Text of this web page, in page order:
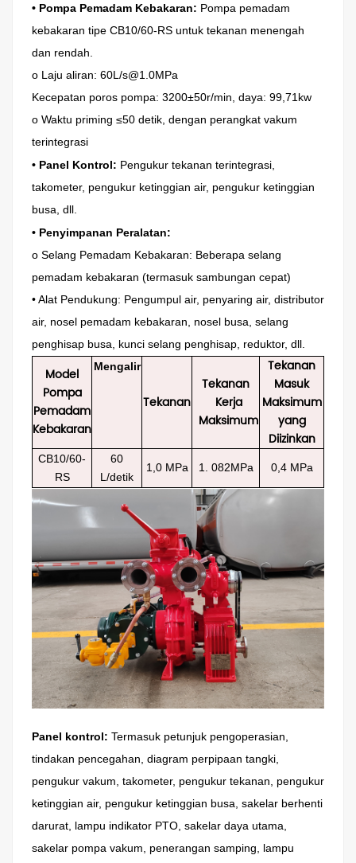
• Pompa Pemadam Kebakaran: Pompa pemadam
kebakaran tipe CB10/60-RS untuk tekanan menengah
dan rendah.
o Laju aliran: 60L/s@1.0MPa
Kecepatan poros pompa: 3200±50r/min, daya: 99,71kw
o Waktu priming ≤50 detik, dengan perangkat vakum
terintegrasi
• Panel Kontrol: Pengukur tekanan terintegrasi,
takometer, pengukur ketinggian air, pengukur ketinggian
busa, dll.
• Penyimpanan Peralatan:
o Selang Pemadam Kebakaran: Beberapa selang
pemadam kebakaran (termasuk sambungan cepat)
• Alat Pendukung: Pengumpul air, penyaring air, distributor
air, nosel pemadam kebakaran, nosel busa, selang
penghisap busa, kunci selang penghisap, reduktor, dll.
Model
Pompa
Pemadam
Kebakaran
Mengalir
Tekanan
Tekanan
Kerja
Maksimum
Tekanan
Masuk
Maksimum
yang
Diizinkan
CB10/60-
RS
60
L/detik
1,0 MPa 1. 082MPa 0,4 MPa
Panel kontrol: Termasuk petunjuk pengoperasian,
tindakan pencegahan, diagram perpipaan tangki,
pengukur vakum, takometer, pengukur tekanan, pengukur
ketinggian air, pengukur ketinggian busa, sakelar berhenti
darurat, lampu indikator PTO, sakelar daya utama,
sakelar pompa vakum, penerangan samping, lampu